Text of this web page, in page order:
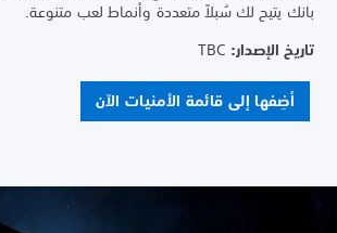
بانك يتيح لك سُبلاً متعددة وأنماط لعب متنوعة.
تاريخ الإصدار: ‏TBC
أضِفها إلى قائمة الأمنيات الآن